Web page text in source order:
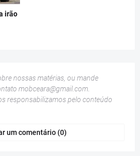
irão
nossas matérias, ou mande
mobceara@gmail.com
responsabilizamos pelo conteúdo
um comentário (0)